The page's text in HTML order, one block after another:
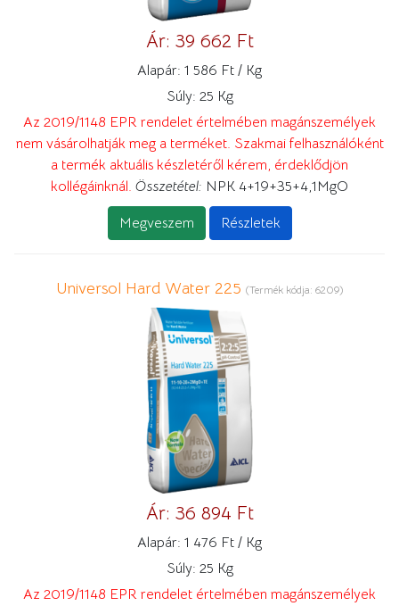
Ár: 39 662 Ft
Alapár: 1 586 Ft / Kg
Súly: 25 Kg
Az 2019/1148 EPR rendelet értelmében magánszemélyek
nem vásárolhatják meg a terméket. Szakmai felhasználóként
a termék aktuális készletéről kérem, érdeklődjön
kollégáinknál. Összetétel: NPK 4+19+35+4,1MgO
Megveszem Részletek
Universol Hard Water 225 (Termék kódja: 6209)
Ár: 36 894 Ft
Alapár: 1 476 Ft / Kg
Súly: 25 Kg
Az 2019/1148 EPR rendelet értelmében magánszemélyek